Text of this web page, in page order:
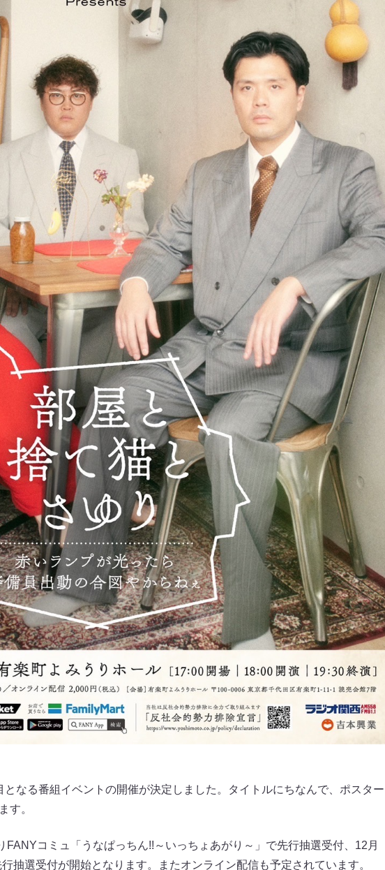
となる番組イベントの開催が決定しました。タイトルにちなんで、ポスター
す。
コミュ「うなぱっちん!!～いっちょあがり～」で先行抽選受付、12月
抽選受付が開始となります。またオンライン配信も予定されています。